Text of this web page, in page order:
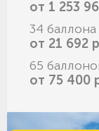
от 1 253
34
от 21 692
65
от 75 400